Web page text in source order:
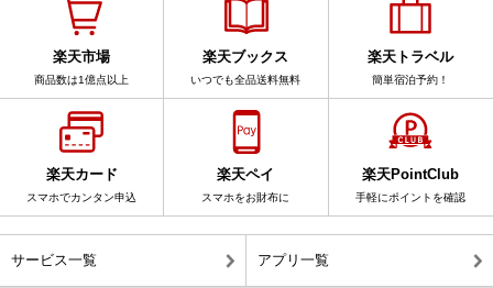
楽天市場
商品数は1億点以上
楽天ブックス
いつでも全品送料無料
楽天トラベル
簡単宿泊予約！
楽天カード
スマホでカンタン申込
楽天ペイ
スマホをお財布に
楽天PointClub
手軽にポイントを確認
サービス一覧 アプリ一覧